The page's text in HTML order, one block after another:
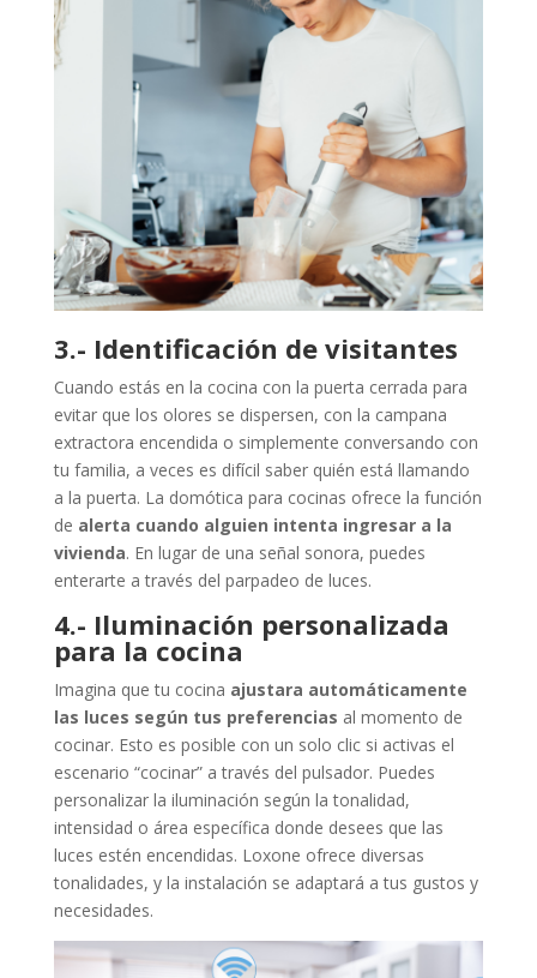
3.- Identificación de visitantes
Cuando estás en la cocina con la puerta cerrada para
evitar que los olores se dispersen, con la campana
extractora encendida o simplemente conversando con
tu familia, a veces es difícil saber quién está llamando
a la puerta. La domótica para cocinas ofrece la función
de alerta cuando alguien intenta ingresar a la
vivienda. En lugar de una señal sonora, puedes
enterarte a través del parpadeo de luces.
4.- Iluminación personalizada
para la cocina
Imagina que tu cocina ajustara automáticamente
las luces según tus preferencias al momento de
cocinar. Esto es posible con un solo clic si activas el
escenario “cocinar” a través del pulsador. Puedes
personalizar la iluminación según la tonalidad,
intensidad o área específica donde desees que las
luces estén encendidas. Loxone ofrece diversas
tonalidades, y la instalación se adaptará a tus gustos y
necesidades.